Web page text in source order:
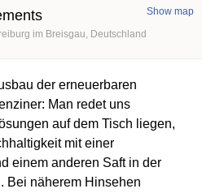
im Breisgau Deutschland
Show map
der erneuerbaren
Man redet uns
auf dem Tisch liegen,
mit einer
einem anderen Saft in der
Bei näherem Hinsehen